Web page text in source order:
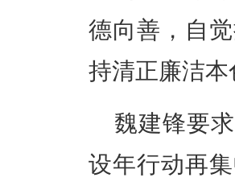
德向善，自
持清正廉洁本
魏建锋要
设年行动再